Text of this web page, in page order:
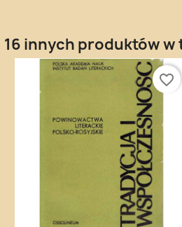
16 innych produktów w
favorite_border